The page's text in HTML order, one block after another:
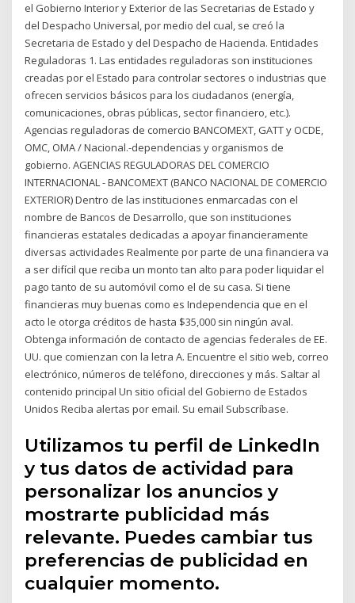
el Gobierno Interior y Exterior de las Secretarias de Estado y
del Despacho Universal, por medio del cual, se creó la
Secretaria de Estado y del Despacho de Hacienda. Entidades
Reguladoras 1. Las entidades reguladoras son instituciones
creadas por el Estado para controlar sectores o industrias que
ofrecen servicios básicos para los ciudadanos (energía,
comunicaciones, obras públicas, sector financiero, etc.).
Agencias reguladoras de comercio BANCOMEXT, GATT y OCDE,
OMC, OMA / Nacional.-dependencias y organismos de
gobierno. AGENCIAS REGULADORAS DEL COMERCIO
INTERNACIONAL - BANCOMEXT (BANCO NACIONAL DE COMERCIO
EXTERIOR) Dentro de las instituciones enmarcadas con el
nombre de Bancos de Desarrollo, que son instituciones
financieras estatales dedicadas a apoyar financieramente
diversas actividades Realmente por parte de una financiera va
a ser difícil que reciba un monto tan alto para poder liquidar el
pago tanto de su automóvil como el de su casa. Si tiene
financieras muy buenas como es Independencia que en el
acto le otorga créditos de hasta $35,000 sin ningún aval.
Obtenga información de contacto de agencias federales de EE.
UU. que comienzan con la letra A. Encuentre el sitio web, correo
electrónico, números de teléfono, direcciones y más. Saltar al
contenido principal Un sitio oficial del Gobierno de Estados
Unidos Reciba alertas por email. Su email Subscríbase.
Utilizamos tu perfil de LinkedIn
y tus datos de actividad para
personalizar los anuncios y
mostrarte publicidad más
relevante. Puedes cambiar tus
preferencias de publicidad en
cualquier momento.